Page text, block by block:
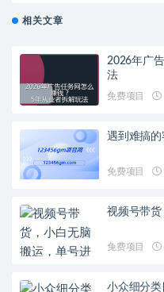
相关文章
2026年广
法
免费项目
遇到难搞
免费项目
视频号带
免费项目
小众细分类